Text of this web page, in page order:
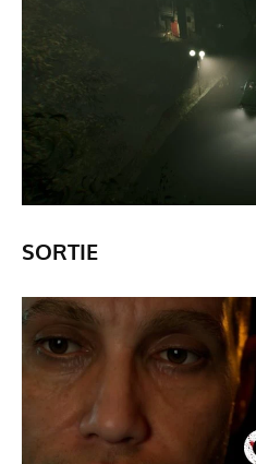
SORTIE